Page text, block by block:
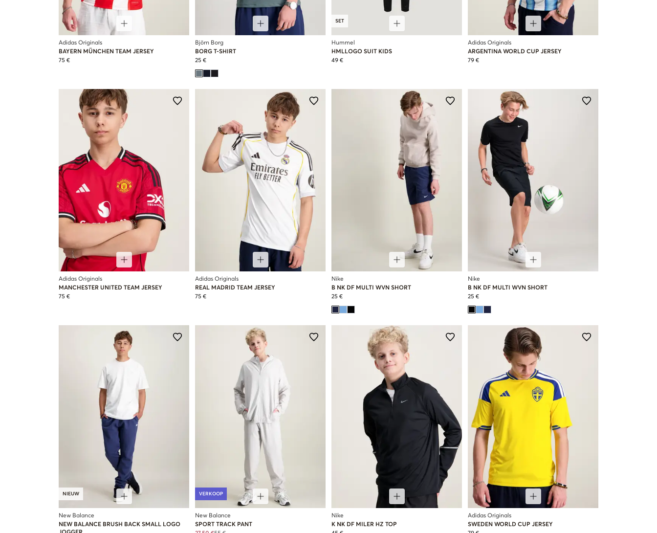
Adidas Originals
BAYERN MÜNCHEN TEAM JERSEY
75 €
Björn Borg
BORG T-SHIRT
25 €
SET
Hummel
HMLLOGO SUIT KIDS
49 €
Adidas Originals
ARGENTINA WORLD CUP JERSEY
79 €
Adidas Originals
MANCHESTER UNITED TEAM JERSEY
75 €
Adidas Originals
REAL MADRID TEAM JERSEY
75 €
Nike
B NK DF MULTI WVN SHORT
25 €
Nike
B NK DF MULTI WVN SHORT
25 €
NIEUW
New Balance
NEW BALANCE BRUSH BACK SMALL LOGO
VERKOOP
New Balance
SPORT TRACK PANT
Nike
K NK DF MILER HZ TOP
Adidas Originals
SWEDEN WORLD CUP JERSEY